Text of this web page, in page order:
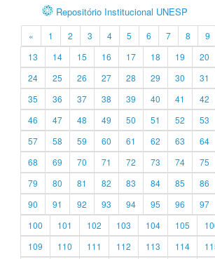
Repositório Institucional UNESP
« 1 2 3 4 5 6 7 8 9
13
14 15 16 17 18 19 20
24
25 26 27 28 29 30 31
35
36 37 38 39 40 41 42
46
47 48 49 50 51 52 53
57
58 59 60 61 62 63 64
68
69 70 71 72 73 74 75
79
80 81 82 83 84 85 86
90
91 92 93 94 95 96 97
100
101 102 103 104 105
109
110 111 112 113 114